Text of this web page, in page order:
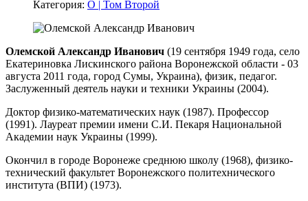
Категория: О | Том Второй
Олемской Александр Иванович (19 сентября 1949 года, село
Екатериновка Лискинского района Воронежской области - 03
августа 2011 года, город Сумы, Украина), физик, педагог.
Заслуженный деятель науки и техники Украины (2004).
Доктор физико-математических наук (1987). Профессор
(1991). Лауреат премии имени С.И. Пекаря Национальной
Академии наук Украины (1999).
Окончил в городе Воронеже среднюю школу (1968), физико-
технический факультет Воронежского политехнического
института (ВПИ) (1973).